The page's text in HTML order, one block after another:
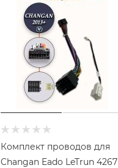
Комплект проводов для
Changan Eado LeTrun 4267